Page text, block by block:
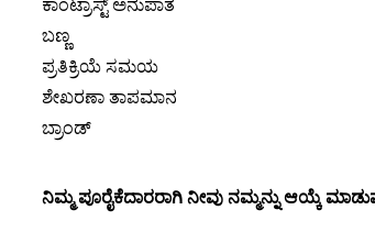
ಕಾಂಟ್ರಾಸ್ಟ್ ಅನುಪಾತ
ಬಣ್ಣ
ಪ್ರತಿಕ್ರಿಯೆ ಸಮಯ
ಶೇಖರಣಾ ತಾಪಮಾನ
ಬ್ರಾಂಡ್
ನಿಮ್ಮ ಪೂರೈಕೆದಾರರಾಗಿ ನೀವು ನಮ್ಮನ್ನು ಆಯ್ಕೆ